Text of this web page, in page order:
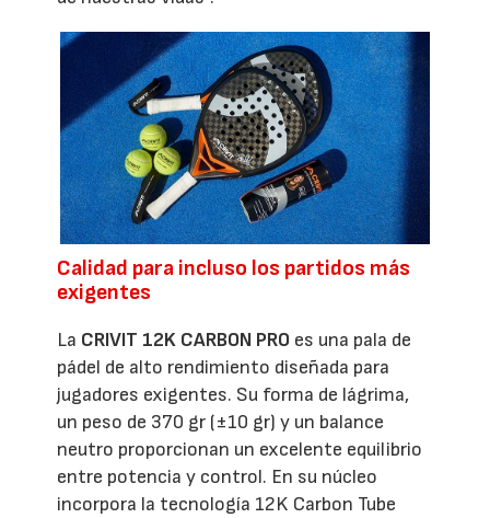
Calidad para incluso los partidos más
exigentes
La CRIVIT 12K CARBON PRO es una pala de
pádel de alto rendimiento diseñada para
jugadores exigentes. Su forma de lágrima,
un peso de 370 gr (±10 gr) y un balance
neutro proporcionan un excelente equilibrio
entre potencia y control. En su núcleo
incorpora la tecnología 12K Carbon Tube